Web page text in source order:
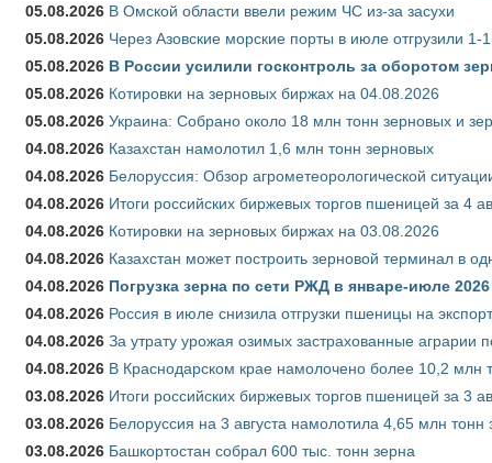
05.08.2026 В Омской области ввели режим ЧС из-за засухи
05.08.2026 Через Азовские морские порты в июле отгрузили
05.08.2026 В России усилили госконтроль за оборотом
05.08.2026 Котировки на зерновых биржах на 04.08.2026
05.08.2026 Украина: Собрано около 18 млн тонн зерновых и
04.08.2026 Казахстан намолотил 1,6 млн тонн зерновых
04.08.2026 Белоруссия: Обзор агрометеорологической
04.08.2026 Итоги российских биржевых торгов пшеницей за 4
04.08.2026 Котировки на зерновых биржах на 03.08.2026
04.08.2026 Казахстан может построить зерновой терминал в
04.08.2026 Погрузка зерна по сети РЖД в январе-июле
04.08.2026 Россия в июле снизила отгрузки пшеницы на
04.08.2026 За утрату урожая озимых застрахованные аграрии
04.08.2026 В Краснодарском крае намолочено более 10,2 млн
03.08.2026 Итоги российских биржевых торгов пшеницей за 3
03.08.2026 Белоруссия на 3 августа намолотила 4,65 млн тонн
03.08.2026 Башкортостан собрал 600 тыс. тонн зерна